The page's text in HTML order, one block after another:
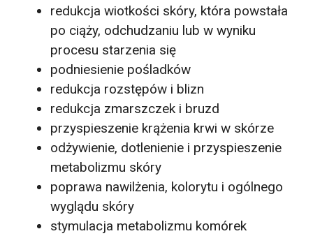
redukcja wiotkości skóry, która powstała
po ciąży, odchudzaniu lub w wyniku
procesu starzenia się
podniesienie pośladków
redukcja rozstępów i blizn
redukcja zmarszczek i bruzd
przyspieszenie krążenia krwi w skórze
odżywienie, dotlenienie i przyspieszenie
metabolizmu skóry
poprawa nawilżenia, kolorytu i ogólnego
wyglądu skóry
stymulacja metabolizmu komórek